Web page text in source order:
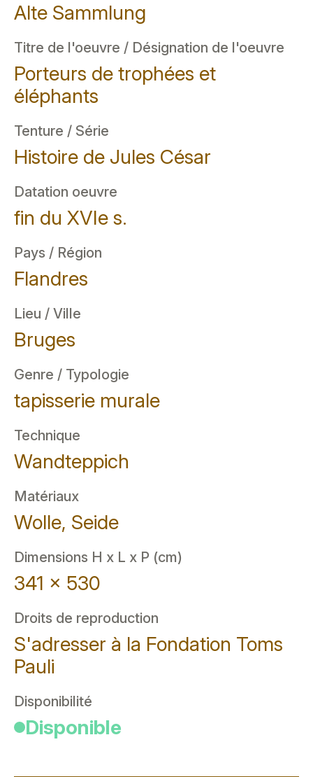
Alte Sammlung
Titre de l'oeuvre / Désignation de l'oeuvre
Porteurs de trophées et
éléphants
Tenture / Série
Histoire de Jules César
Datation oeuvre
fin du XVIe s.
Pays / Région
Flandres
Lieu / Ville
Bruges
Genre / Typologie
tapisserie murale
Technique
Wandteppich
Matériaux
Wolle, Seide
Dimensions H x L x P (cm)
341 x 530
Droits de reproduction
S'adresser à la Fondation Toms
Pauli
Disponibilité
Disponible